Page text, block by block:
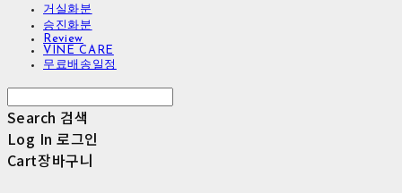
거실화분
승진화분
Review
VINE CARE
무료배송일정
Search 검색
Log In 로그인
Cart장바구니